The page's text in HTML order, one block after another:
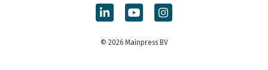
© 2026 Mainpress BV